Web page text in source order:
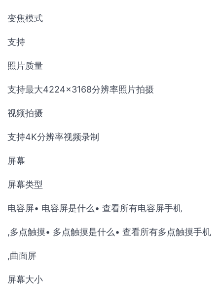
变焦模式
支持
照片质量
支持最大4224×3168分辨率照片拍摄
视频拍摄
支持4K分辨率视频录制
屏幕
屏幕类型
电容屏• 电容屏是什么• 查看所有电容屏手机
,多点触摸• 多点触摸是什么• 查看所有多点触摸手机
,曲面屏
屏幕大小